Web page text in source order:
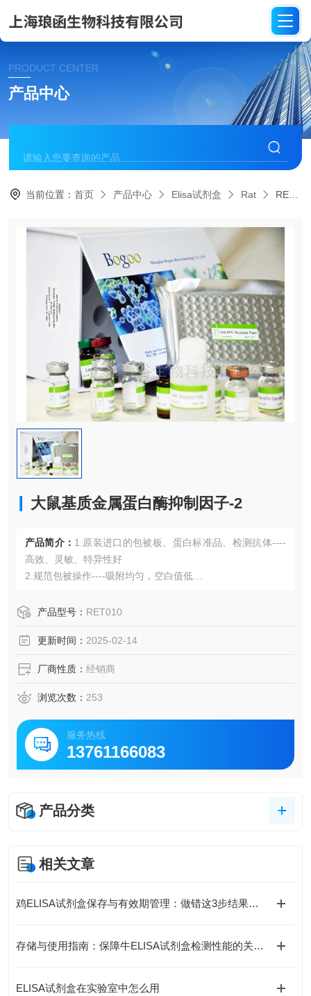
PRODUCT CENTER
产品中心
当前位置：首页 产品中心 Elisa试剂盒 Rat RET010大鼠基质金属蛋白酶抑制因子-2
大鼠基质金属蛋白酶抑制因子-2
产品简介： 1.原装进口的包被板、蛋白标准品、检测抗体----
高效、灵敏、特异性好
2.规范包被操作----吸附均匀，空白值低
4.适用于血浆、血清、组织匀浆液、细胞培养上清液、尿液、
5.可检测动物类型丰富：人、猴、大鼠、小鼠、兔、猪、犬、
6.检测指标齐全：炎症因子、血管生成素、动脉粥样硬化因
子、趋化因子、生长因子、基质金属蛋白酶、脂肪因子等。
产品型号： RET010
更新时间： 2025-02-14
厂商性质： 经销商
浏览次数： 253
服务热线
13761166083
产品分类
相关文章
鸡ELISA试剂盒保存与有效期管理：做错这3步结果全废
存储与使用指南：保障牛ELISA试剂盒检测性能的关键措施
ELISA试剂盒在实验室中怎么用